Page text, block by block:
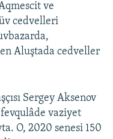
ve
cedvelleri
Aluştada cedveller
Sergey Aksenov
vaziyet
O, 2020 senesi 150